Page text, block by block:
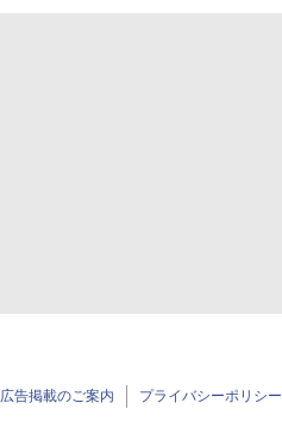
広告掲載のご案内 プライバシーポリシー